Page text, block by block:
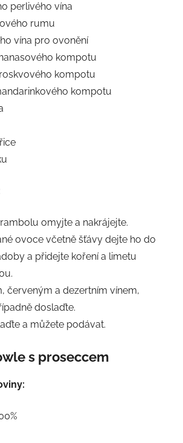
perlivého vína
rumu
vína pro ovonění
kompotu
kompotu
kompotu
omyjte a nakrájejte.
ovoce včetně šťávy dejte ho do
a přidejte koření a limetu
červeným a dezertním vínem,
doslaďte.
a můžete podávat.
s proseccem